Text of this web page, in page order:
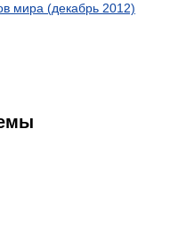
мира (декабрь 2012)